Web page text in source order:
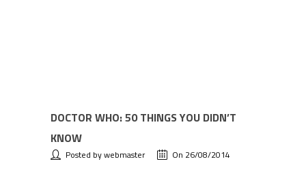
DOCTOR WHO: 50 THINGS YOU DIDN’T
KNOW
Posted by webmaster On 26/08/2014